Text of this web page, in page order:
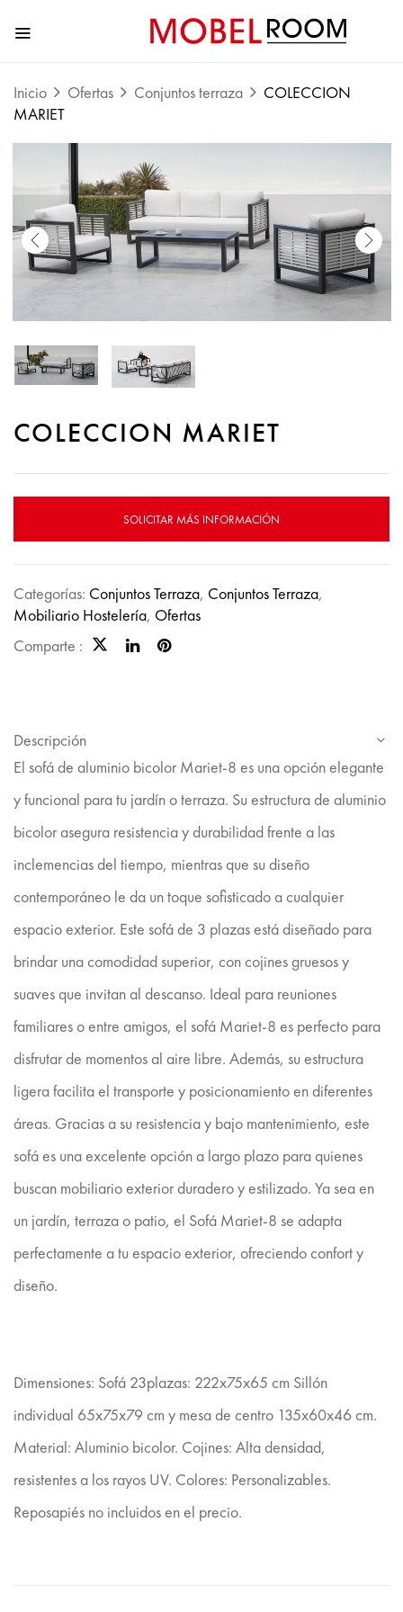
Inicio Ofertas Conjuntos terraza
COLECCION
MARIET
COLECCION MARIET
SOLICITAR MÁS INFORMACIÓN
Categorías: Conjuntos Terraza, Conjuntos Terraza,
Mobiliario Hostelería, Ofertas
Comparte :
Descripción
El sofá de aluminio bicolor Mariet-8 es una opción elegante
y funcional para tu jardín o terraza. Su estructura de aluminio
bicolor asegura resistencia y durabilidad frente a las
inclemencias del tiempo, mientras que su diseño
contemporáneo le da un toque sofisticado a cualquier
espacio exterior. Este sofá de 3 plazas está diseñado para
brindar una comodidad superior, con cojines gruesos y
suaves que invitan al descanso. Ideal para reuniones
familiares o entre amigos, el sofá Mariet-8 es perfecto para
disfrutar de momentos al aire libre. Además, su estructura
ligera facilita el transporte y posicionamiento en diferentes
áreas. Gracias a su resistencia y bajo mantenimiento, este
sofá es una excelente opción a largo plazo para quienes
buscan mobiliario exterior duradero y estilizado. Ya sea en
un jardín, terraza o patio, el Sofá Mariet-8 se adapta
perfectamente a tu espacio exterior, ofreciendo confort y
diseño.
Dimensiones: Sofá 23plazas: 222x75x65 cm Sillón
individual 65x75x79 cm y mesa de centro 135x60x46 cm.
Material: Aluminio bicolor. Cojines: Alta densidad,
resistentes a los rayos UV. Colores: Personalizables.
Reposapiés no incluidos en el precio.